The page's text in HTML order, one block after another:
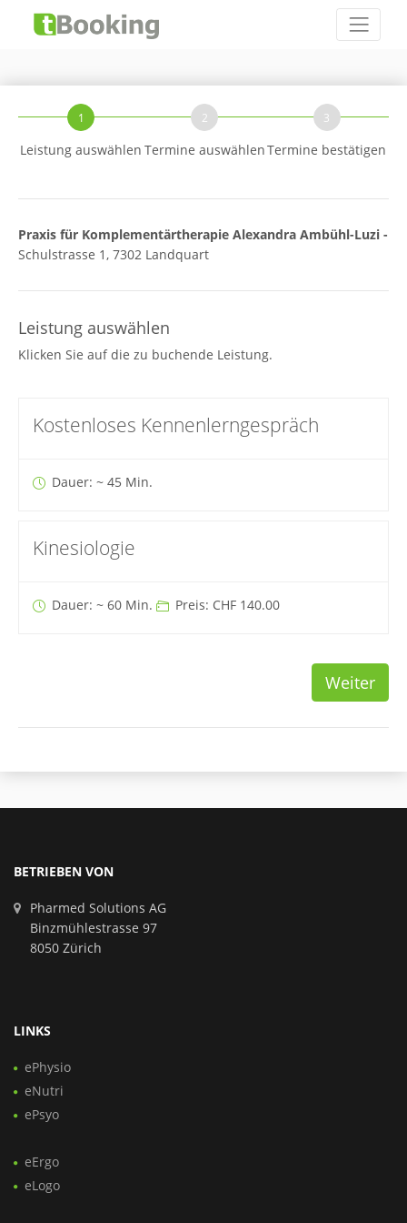
1
Leistung auswählen
2
Termine auswählen
3
Termine bestätigen
Praxis für Komplementärtherapie Alexandra Ambühl-Luzi -
Schulstrasse 1, 7302 Landquart
Leistung auswählen
Klicken Sie auf die zu buchende Leistung.
Kostenloses Kennenlerngespräch
Dauer: ~ 45 Min.
Kinesiologie
Dauer: ~ 60 Min. Preis: CHF 140.00
Weiter
BETRIEBEN VON
Pharmed Solutions AG
Binzmühlestrasse 97
8050 Zürich
LINKS
ePhysio
eNutri
ePsyo
eErgo
eLogo